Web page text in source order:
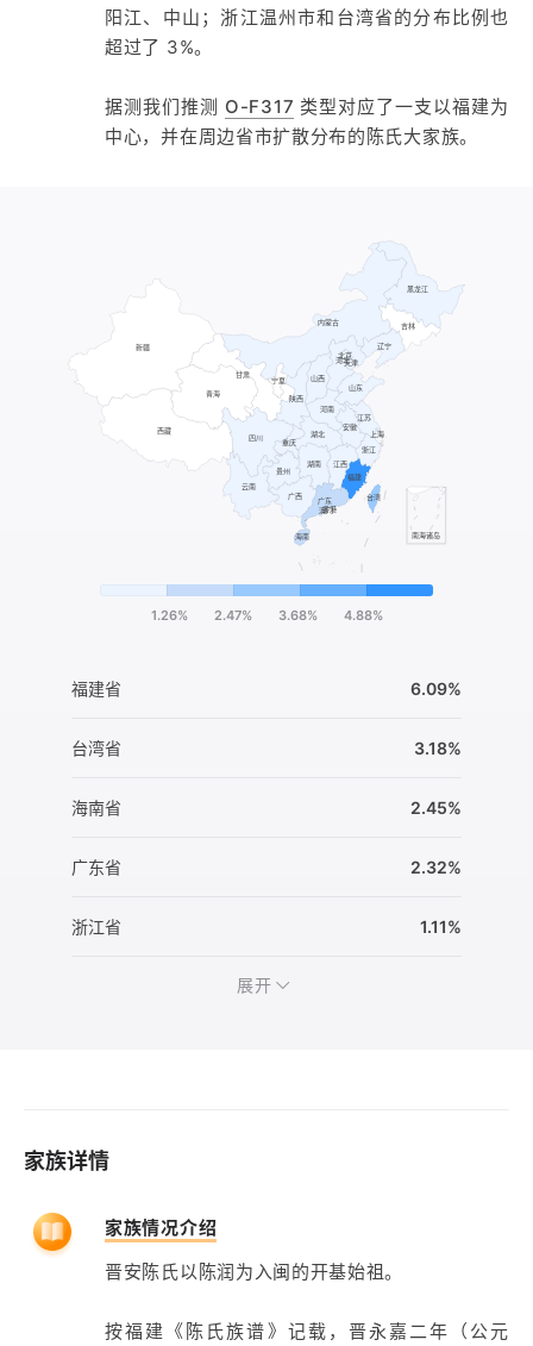
阳江、中山；浙江温州市和台湾省的分布比例也
超过了 3%。
据测我们推测 O-F317 类型对应了一支以福建为
中心，并在周边省市扩散分布的陈氏大家族。
1.26% 2.47% 3.68% 4.88%
福建省 6.09%
台湾省 3.18%
海南省 2.45%
广东省 2.32%
浙江省 1.11%
展开
家族详情
家族情况介绍
晋安陈氏以陈润为入闽的开基始祖。
按福建《陈氏族谱》记载，晋永嘉二年（公元